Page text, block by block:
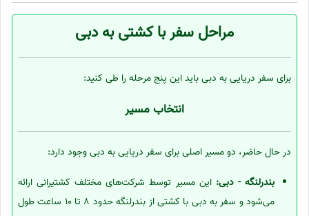
مراحل سفر با کشتی به دبی
برای سفر دریایی به دبی باید این پنج مرحله را طی کنید:
انتخاب مسیر
در حال حاضر، دو مسیر اصلی برای سفر دریایی به دبی وجود دارد:
بندرلنگه - دبی: این مسیر توسط شرکت‌های مختلف کشتیرانی ارائه
می‌شود و سفر به دبی با کشتی از بندرلنگه حدود 8 تا 10 ساعت طول